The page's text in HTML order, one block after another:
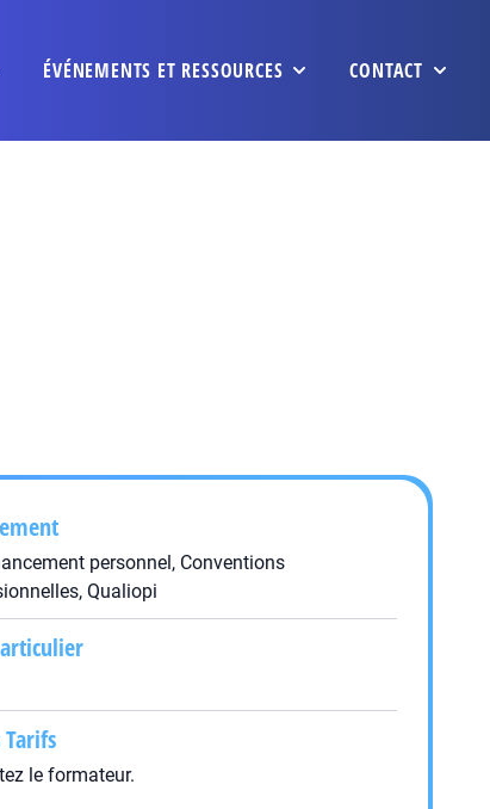
ÉVÉNEMENTS ET RESSOURCES CONTACT
personnel, Conventions
Qualiopi
le formateur.